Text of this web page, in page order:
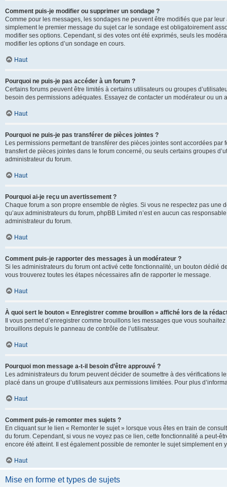
Comment puis-je modifier ou supprimer un sondage ?
Comme pour les messages, les sondages ne peuvent être modifiés que par
simplement le premier message du sujet car le sondage est obligatoirement
modifier ses options. Cependant, si des votes ont été exprimés, seuls les
modifier les options d’un sondage en cours.
Haut
Pourquoi ne puis-je pas accéder à un forum ?
Certains forums peuvent être limités à certains utilisateurs ou groupes
besoin des permissions adéquates. Essayez de contacter un modérateur ou
Haut
Pourquoi ne puis-je pas transférer de pièces jointes ?
Les permissions permettant de transférer des pièces jointes sont accordées
transfert de pièces jointes dans le forum concerné, ou seuls certains groupes
administrateur du forum.
Haut
Pourquoi ai-je reçu un avertissement ?
Chaque forum a son propre ensemble de règles. Si vous ne respectez pas une
qu’aux administrateurs du forum, phpBB Limited n’est en aucun cas
administrateur du forum.
Haut
Comment puis-je rapporter des messages à un modérateur ?
Si les administrateurs du forum ont activé cette fonctionnalité, un bouton dédié
vous trouverez toutes les étapes nécessaires afin de rapporter le message.
Haut
À quoi sert le bouton « Enregistrer comme brouillon » affiché lors de la
Il vous permet d’enregistrer comme brouillons les messages que vous
brouillons depuis le panneau de contrôle de l’utilisateur.
Haut
Pourquoi mon message a-t-il besoin d’être approuvé ?
Les administrateurs du forum peuvent décider de soumettre à des vérifications
placé dans un groupe d’utilisateurs aux permissions limitées. Pour plus
Haut
Comment puis-je remonter mes sujets ?
En cliquant sur le lien « Remonter le sujet » lorsque vous êtes en train de
du forum. Cependant, si vous ne voyez pas ce lien, cette fonctionnalité a peut-
encore été atteint. Il est également possible de remonter le sujet simplement
Haut
Mise en forme et types de sujets